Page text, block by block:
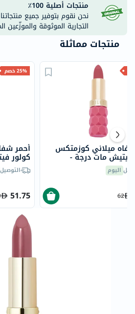
منتجات أصلية 100٪
نحن نقوم بتوفير جميع
التجارية الموثوقة والموزّعين
منتجات مماثلة
25% خصم
أحمر
كولور
سيكريت/430
التوصيل
51.75
ميلاني كوزمتكس
فيتيش مات درجة -
اليوم
62